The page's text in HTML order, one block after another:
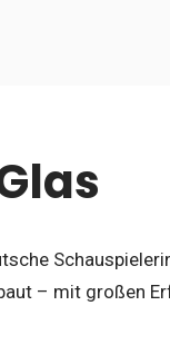
– mit großen